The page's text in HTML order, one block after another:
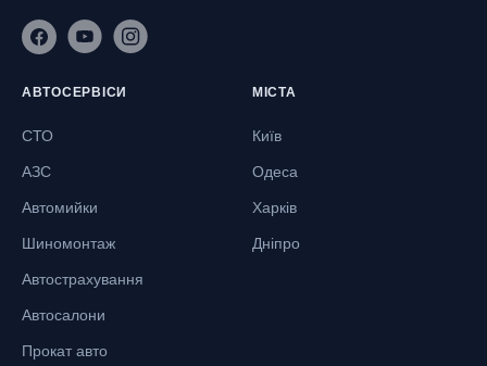
АВТОСЕРВІСИ
СТО
АЗС
Автомийки
Шиномонтаж
Автострахування
Автосалони
Прокат авто
МІСТА
Київ
Одеса
Харків
Дніпро